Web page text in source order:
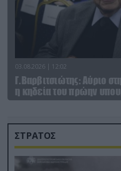
03.08.2026 | 12:02
Γ.Βαρβιτσιώτης: Aύριο
η κηδεία του πρώην
ΣΤΡΑΤΟΣ